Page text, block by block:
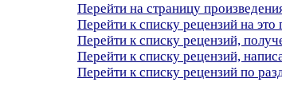
Перейти на страницу
Перейти к списку рецензий на это
Перейти к списку рецензий,
Перейти к списку рецензий,
Перейти к списку рецензий по